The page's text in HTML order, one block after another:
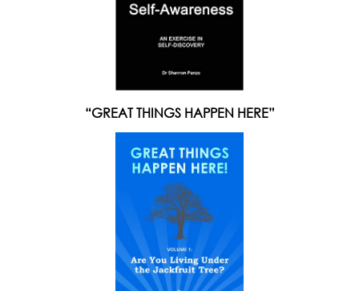
“GREAT THINGS HAPPEN HERE”